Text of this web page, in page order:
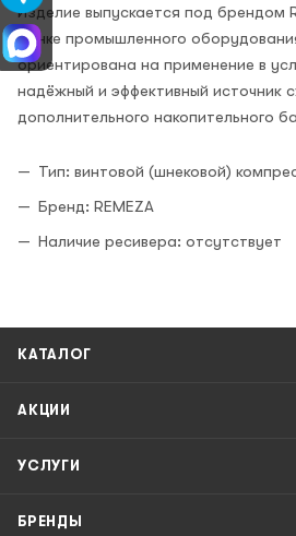
Изделие выпускается под брендом
рынке промышленного
ориентирована на применение в
надёжный и эффективный источник
дополнительного накопительного
Тип: винтовой (шнековой)
Бренд: REMEZA
Наличие ресивера: отсутствует
КАТАЛОГ
АКЦИИ
УСЛУГИ
БРЕНДЫ